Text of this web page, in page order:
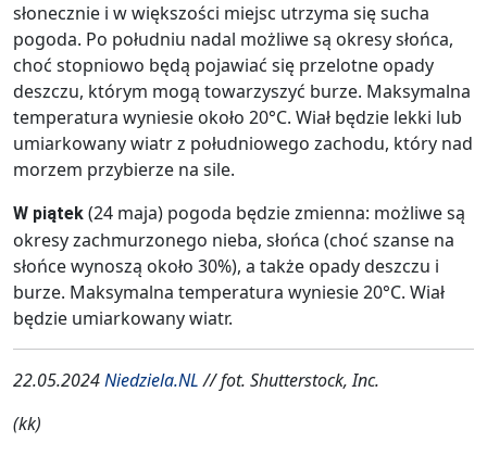
słonecznie i w większości miejsc utrzyma się sucha
pogoda. Po południu nadal możliwe są okresy słońca,
choć stopniowo będą pojawiać się przelotne opady
deszczu, którym mogą towarzyszyć burze. Maksymalna
temperatura wyniesie około 20°C. Wiał będzie lekki lub
umiarkowany wiatr z południowego zachodu, który nad
morzem przybierze na sile.
W piątek (24 maja) pogoda będzie zmienna: możliwe są
okresy zachmurzonego nieba, słońca (choć szanse na
słońce wynoszą około 30%), a także opady deszczu i
burze. Maksymalna temperatura wyniesie 20°C. Wiał
będzie umiarkowany wiatr.
22.05.2024Niedziela.NL// fot. Shutterstock, Inc.
(kk)